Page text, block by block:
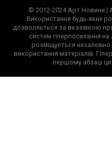
© 2012-2024 Арт Новини |
Використання будь-яких
дозволяється за вказівкою
систем гіперпосилання
розміщується
використання матеріалів.
першому абзаці